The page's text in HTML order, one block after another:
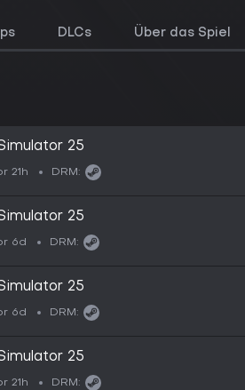
DLCs Über das Spiel
25
21h DRM:
25
6d DRM:
25
6d DRM:
25
21h DRM: